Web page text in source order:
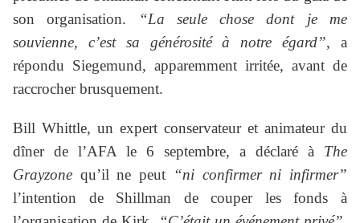
son organisation.
“La seule chose dont je me
souvienne, c’est sa générosité à notre égard”, a
répondu Siegemund, apparemment irritée, avant de
raccrocher brusquement.
Bill Whittle, un expert conservateur et animateur du
dîner de l’AFA le 6 septembre, a déclaré à The
Grayzone qu’il ne peut “ni confirmer ni infirmer”
l’intention de Shillman de couper les fonds à